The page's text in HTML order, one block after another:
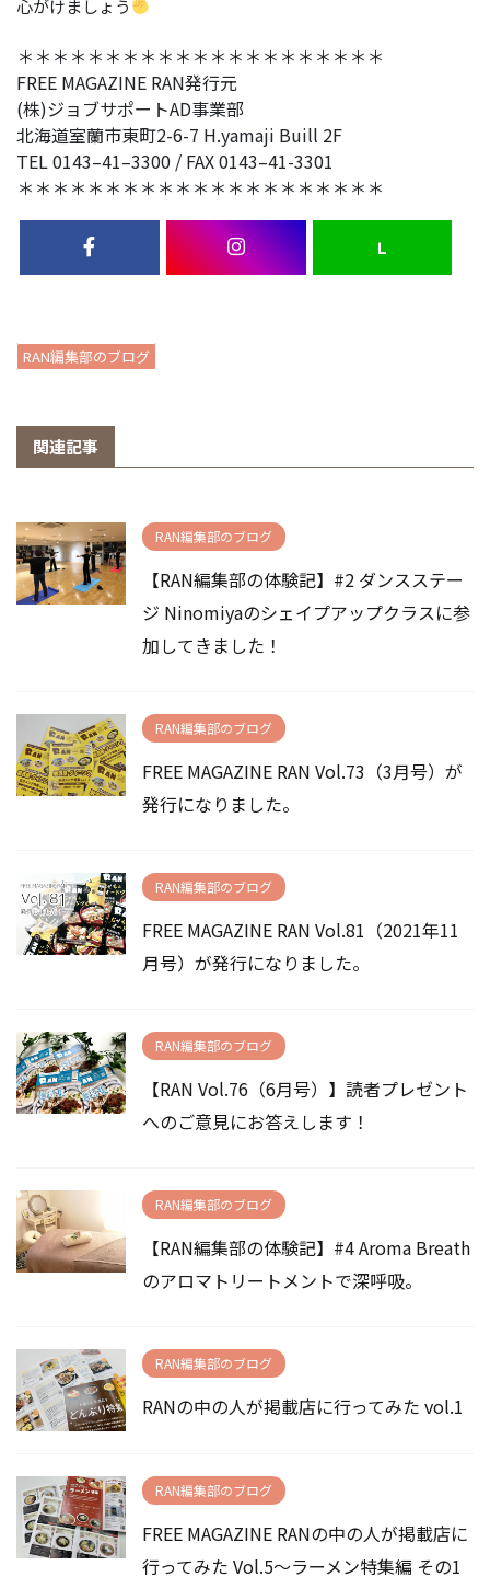
心がけましょう
＊＊＊＊＊＊＊＊＊＊＊＊＊＊＊＊＊＊＊＊＊
FREE MAGAZINE RAN発行元
(株)ジョブサポートAD事業部
北海道室蘭市東町2-6-7 H.yamaji Buill 2F
TEL 0143–41–3300 / FAX 0143–41-3301
＊＊＊＊＊＊＊＊＊＊＊＊＊＊＊＊＊＊＊＊＊
Ｌ
RAN編集部のブログ
関連記事
RAN編集部のブログ
【RAN編集部の体験記】#2 ダンスステー
ジ Ninomiyaのシェイプアップクラスに参
加してきました！
RAN編集部のブログ
FREE MAGAZINE RAN Vol.73（3月号）が
発行になりました。
RAN編集部のブログ
FREE MAGAZINE RAN Vol.81（2021年11
月号）が発行になりました。
RAN編集部のブログ
【RAN Vol.76（6月号）】読者プレゼント
へのご意見にお答えします！
RAN編集部のブログ
【RAN編集部の体験記】#4 Aroma Breath
のアロマトリートメントで深呼吸。
RAN編集部のブログ
RANの中の人が掲載店に行ってみた vol.1
RAN編集部のブログ
FREE MAGAZINE RANの中の人が掲載店に
行ってみた Vol.5～ラーメン特集編 その1